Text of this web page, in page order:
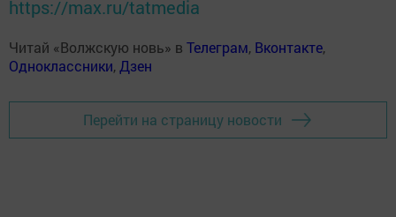
https://max.ru/tatmedia
Читай «Волжскую новь» в Телеграм, Вконтакте,
Одноклассники, Дзен
Перейти на страницу новости